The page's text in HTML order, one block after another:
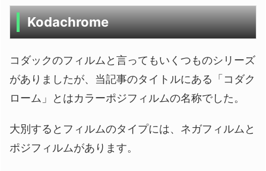
Kodachrome
コダックのフィルムと言ってもいくつものシリーズ
がありましたが、当記事のタイトルにある「コダク
ローム」とはカラーポジフィルムの名称でした。
大別するとフィルムのタイプには、ネガフィルムと
ポジフィルムがあります。